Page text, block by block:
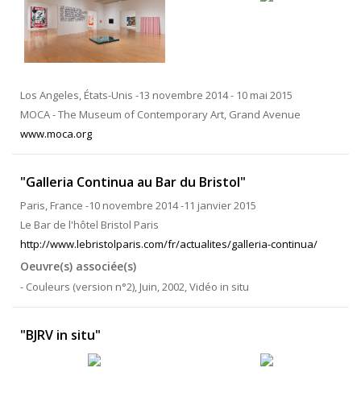
Los Angeles, États-Unis -13 novembre 2014 - 10 mai 2015
MOCA - The Museum of Contemporary Art, Grand Avenue
www.moca.org
"Galleria Continua au Bar du Bristol"
Paris, France -10 novembre 2014 -11 janvier 2015
Le Bar de l'hôtel Bristol Paris
http://www.lebristolparis.com/fr/actualites/galleria-continua/
Oeuvre(s) associée(s)
- Couleurs (version n°2), Juin, 2002, Vidéo in situ
"BJRV in situ"